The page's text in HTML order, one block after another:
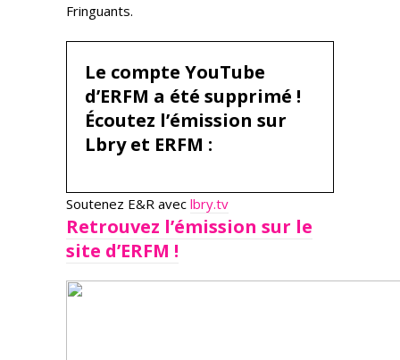
Fringuants.
Le compte YouTube
d’ERFM a été supprimé !
Écoutez l’émission sur
Lbry et ERFM :
Soutenez E&R avec lbry.tv
Retrouvez l’émission sur le
site d’ERFM !